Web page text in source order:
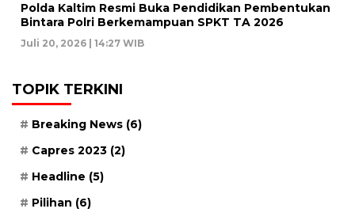
Polda Kaltim Resmi Buka Pendidikan Pembentukan
Bintara Polri Berkemampuan SPKT TA 2026
Juli 20, 2026 | 14:27 WIB
TOPIK TERKINI
Breaking News (6)
Capres 2023 (2)
Headline (5)
Pilihan (6)